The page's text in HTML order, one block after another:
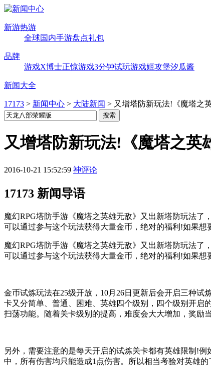
新游热游
全球国内手游盘点礼包
品牌
游戏X博士正惊游戏3分钟试玩游戏姬攻堡汐瓜酱
新闻大全
17173 > 新闻中心 > 大陆新闻 > 又增塔防新玩法!《魔塔之
又增塔防新玩法!《魔塔之英
2016-10-21 15:52:59 神评论
17173 新闻导语
魔幻RPG塔防手游《魔塔之英雄无敌》又出新塔防玩法了
可以通过参与这个玩法获得大量金币，绝对的福利!如果
魔幻RPG塔防手游《魔塔之英雄无敌》又出新塔防玩法了
可以通过参与这个玩法获得大量金币，绝对的福利!如果
金币试炼玩法在25级开放，10月26日更新后会开启三种
卡又分简单、普通、困难、英雄四个级别，四个级别开启
扫荡功能。随着关卡级别的提高，难度会大大增加，奖励
另外，需要注意的是每天开启的试炼关卡都有英雄限制!
中，所有伤害均只能造成1点伤害。所以相当考验对英雄